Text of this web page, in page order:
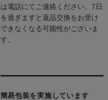
は電話にてご連絡ください。7日
を過ぎますと返品交換をお受け
できなくなる可能性がございま
す。
簡易包装を実施しています